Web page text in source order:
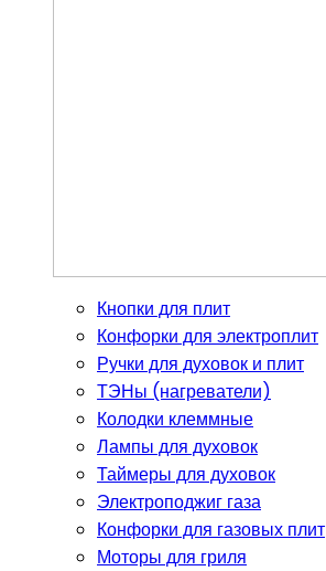
Кнопки для плит
Конфорки для электроплит
Ручки для духовок и плит
ТЭНы (нагреватели)
Колодки клеммные
Лампы для духовок
Таймеры для духовок
Электроподжиг газа
Конфорки для газовых плит
Моторы для гриля